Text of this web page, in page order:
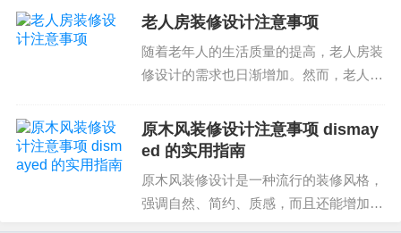
质和整体生活质量，而不良的设计则可能
设计需要认真规划，合...
老人房装修设计注意事项
随着老年人的生活质量的提高，老人房装
修设计的需求也日渐增加。然而，老人房
便利性。那么，如何选择合适的装修方
案、材料和施工工人是关键。下面我们来
原木风装修设计注意事项 dismay
ed 的实用指南
原木风装修设计是一种流行的装修风格，
强调自然、简约、质感，而且还能增加房